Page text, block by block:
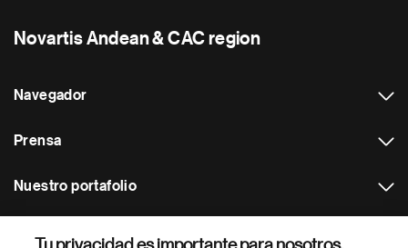
Novartis Andean & CAC region
Navegador
Prensa
Nuestro portafolio